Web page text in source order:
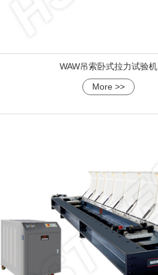
WAW吊索卧式拉力试验机
More >>